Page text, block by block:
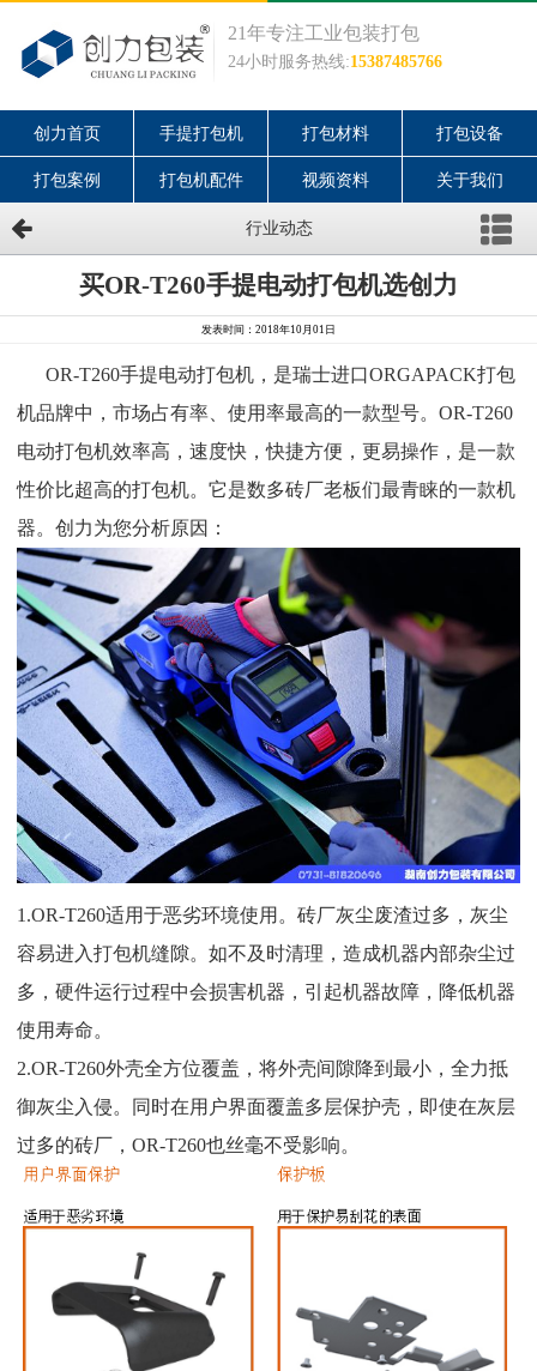
21年专注工业包装打包
24小时服务热线:15387485766
创力首页 手提打包机 打包材料 打包设备
打包案例 打包机配件 视频资料 关于我们
行业动态
买OR-T260手提电动打包机选创力
发表时间：2018年10月01日
OR-T260手提电动打包机，是瑞士进口ORGAPACK打包
机品牌中，市场占有率、使用率最高的一款型号。OR-T260
电动打包机效率高，速度快，快捷方便，更易操作，是一款
性价比超高的打包机。它是数多砖厂老板们最青睐的一款机
器。创力为您分析原因：
1.OR-T260适用于恶劣环境使用。砖厂灰尘废渣过多，灰尘
容易进入打包机缝隙。如不及时清理，造成机器内部杂尘过
多，硬件运行过程中会损害机器，引起机器故障，降低机器
使用寿命。
2.OR-T260外壳全方位覆盖，将外壳间隙降到最小，全力抵
御灰尘入侵。同时在用户界面覆盖多层保护壳，即使在灰层
过多的砖厂，OR-T260也丝毫不受影响。